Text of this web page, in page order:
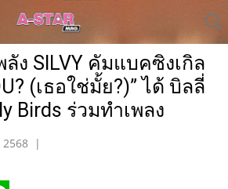
ลัง SILVY คัมแบคซิงเกิล
(เธอใช่มั้ย?)” ได้ บิลลี่
Birds ร่วมทำเพลง
|